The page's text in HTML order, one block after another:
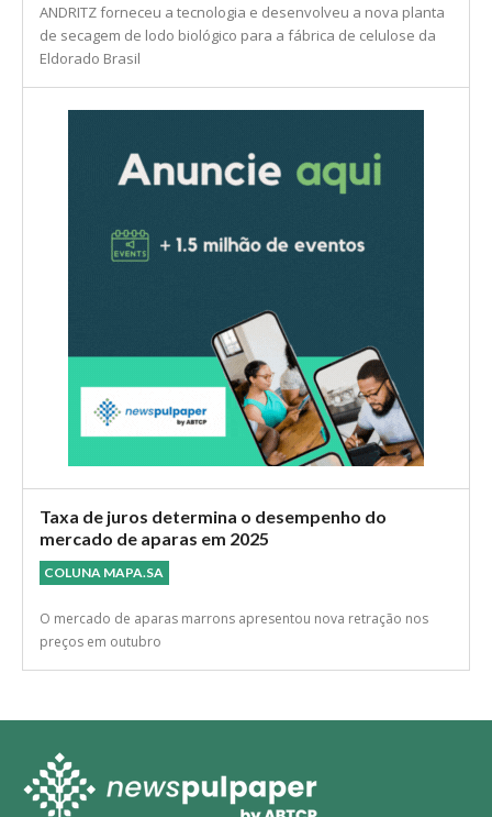
ANDRITZ forneceu a tecnologia e desenvolveu a nova planta
de secagem de lodo biológico para a fábrica de celulose da
Eldorado Brasil
Taxa de juros determina o desempenho do
mercado de aparas em 2025
COLUNA MAPA.SA
O mercado de aparas marrons apresentou nova retração nos
preços em outubro